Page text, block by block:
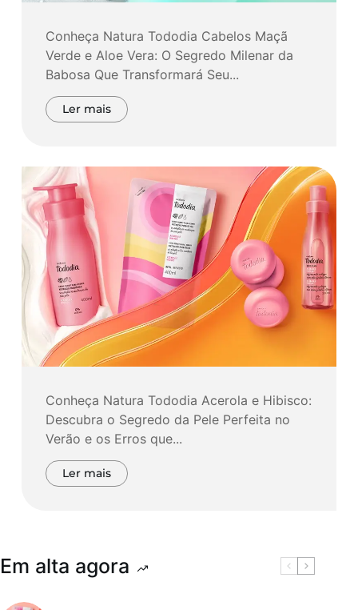
Conheça Natura Tododia Cabelos Maçã
Verde e Aloe Vera: O Segredo Milenar da
Babosa Que Transformará Seu...
Ler mais
Conheça Natura Tododia Acerola e Hibisco:
Descubra o Segredo da Pele Perfeita no
Verão e os Erros que...
Ler mais
Em alta agora